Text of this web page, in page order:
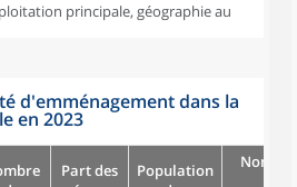
principale, géographie au
d'emménagement dans la
en 2023
Part des
Population